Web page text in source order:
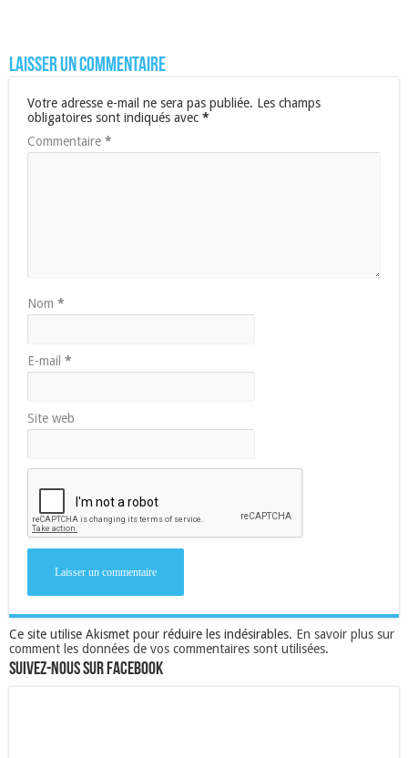
Laisser un commentaire
Votre adresse e-mail ne sera pas publiée. Les champs
obligatoires sont indiqués avec *
Commentaire *
Nom *
E-mail *
Site web
Ce site utilise Akismet pour réduire les indésirables. En savoir plus sur
comment les données de vos commentaires sont utilisées.
Suivez-nous sur Facebook